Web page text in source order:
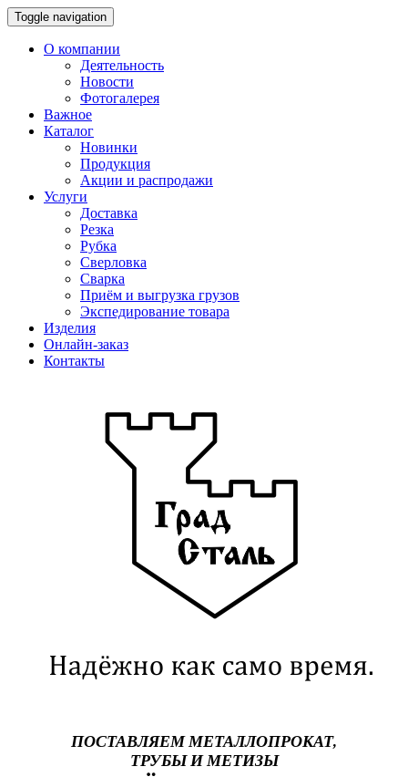
Toggle navigation
О компании
Деятельность
Новости
Фотогалерея
Важное
Каталог
Новинки
Продукция
Акции и распродажи
Услуги
Доставка
Резка
Рубка
Сверловка
Сварка
Приём и выгрузка грузов
Экспедирование товара
Изделия
Онлайн-заказ
Контакты
ПОСТАВЛЯЕМ МЕТАЛЛОПРОКАТ,
ТРУБЫ И МЕТИЗЫ